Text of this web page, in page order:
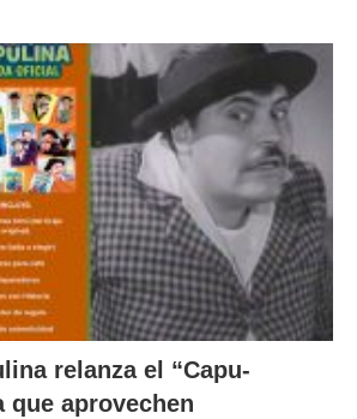
relanza el “Capu-
que aprovechen